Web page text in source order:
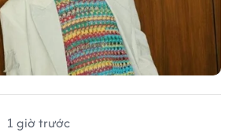
1 giờ trước